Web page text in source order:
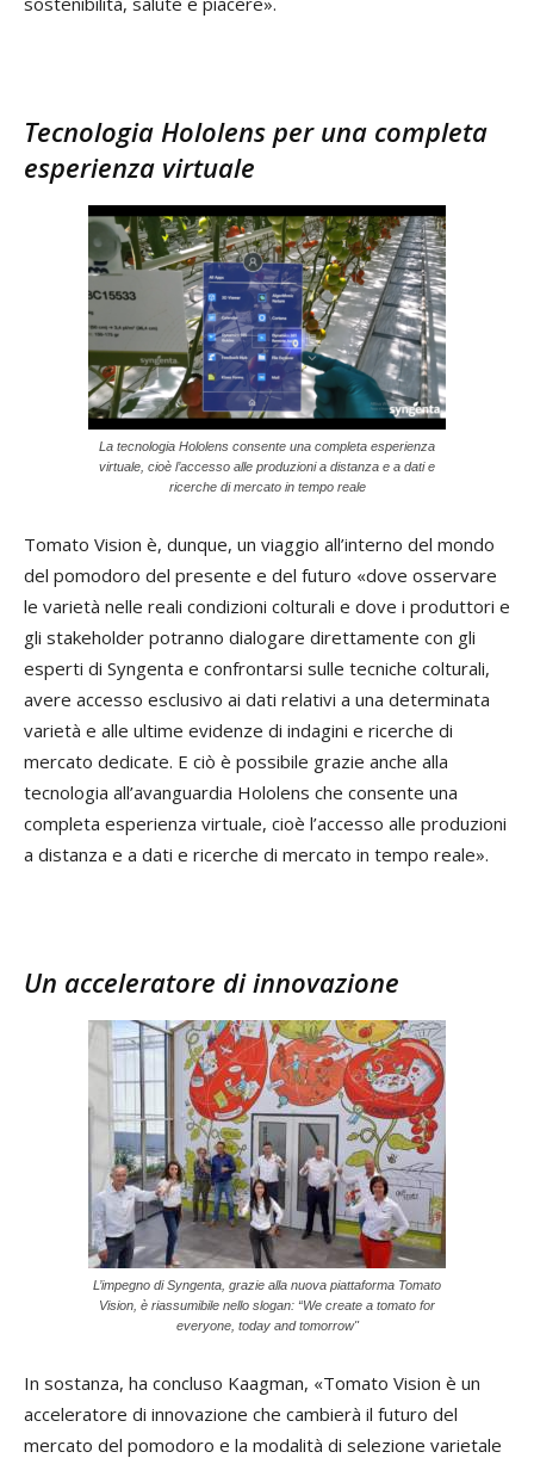
Tecnologia Hololens per una completa
esperienza virtuale
La tecnologia Hololens consente una completa esperienza
virtuale, cioè l’accesso alle produzioni a distanza e a dati e
ricerche di mercato in tempo reale
Tomato Vision è, dunque, un viaggio all’interno del mondo
del pomodoro del presente e del futuro «dove osservare
le varietà nelle reali condizioni colturali e dove i produttori e
gli stakeholder potranno dialogare direttamente con gli
esperti di Syngenta e confrontarsi sulle tecniche colturali,
avere accesso esclusivo ai dati relativi a una determinata
varietà e alle ultime evidenze di indagini e ricerche di
mercato dedicate. E ciò è possibile grazie anche alla
tecnologia all’avanguardia Hololens che consente una
completa esperienza virtuale, cioè l’accesso alle produzioni
a distanza e a dati e ricerche di mercato in tempo reale».
Un acceleratore di innovazione
L’impegno di Syngenta, grazie alla nuova piattaforma Tomato
Vision, è riassumibile nello slogan: “We create a tomato for
everyone, today and tomorrow"
In sostanza, ha concluso Kaagman, «Tomato Vision è un
acceleratore di innovazione che cambierà il futuro del
mercato del pomodoro e la modalità di selezione varietale